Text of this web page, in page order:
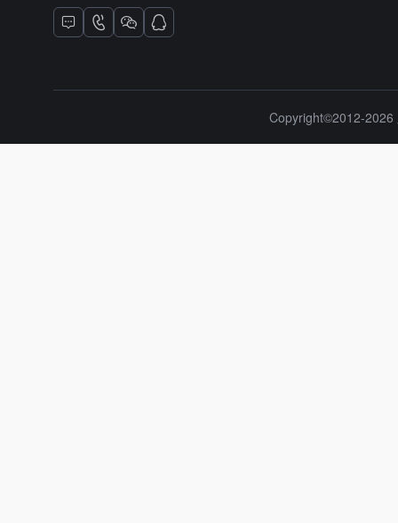
Copyright©2012-2026